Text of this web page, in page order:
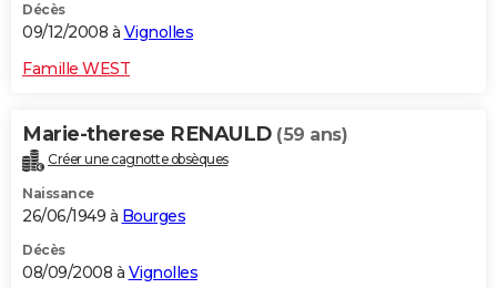
Décès
09/12/2008 à Vignolles
Famille WEST
Marie-therese RENAULD (59 ans)
Créer une cagnotte obsèques
Naissance
26/06/1949 à Bourges
Décès
08/09/2008 à Vignolles